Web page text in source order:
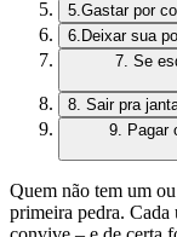
5.Gastar por
6.Deixar sua
7. Se
8. Sair pra
9. Pagar
Quem não tem um
primeira pedra. Cada